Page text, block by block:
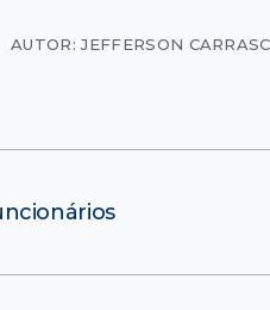
AUTOR: JEFFERSON